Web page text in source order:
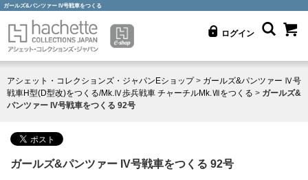
ガールズ&パンツァー IV号戦車をつくる
ログイン
アシェット・コレクションズ・ジャパンEショップ> ガールズ&パンツァー Ⅳ号
戦車H型(D型改)をつくる/Mk.Ⅳ歩兵戦車 チャーチルMk.Ⅶをつくる > ガールズ&
パンツァー IV号戦車をつくる 92号
ガールズ&パンツァー IV号戦車をつくる 92号